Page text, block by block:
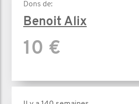
Dons de:
Benoit Alix
10 €